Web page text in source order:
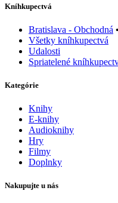
Kníhkupectvá
Bratislava - Obchodná
Všetky kníhkupectvá
Udalosti
Spriatelené
Kategórie
Knihy
E-knihy
Audioknihy
Hry
Filmy
Doplnky
Nakupujte u nás